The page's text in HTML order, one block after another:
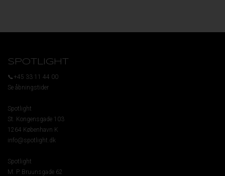
SPOTLIGHT
📞+45 33 11 44 00
Se åbningstider
Spotlight
St. Kongensgade 103
1264 København K
info@spotlight.dk
Spotlight
M. P. Bruunsgade 62